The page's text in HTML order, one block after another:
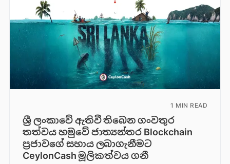
1 MIN READ
ශ්‍රී ලංකාවේ ඇතිවී තිබෙන ගංවතුර
තත්වය හමුවේ ජාත්‍යන්තර Blockchain
ප්‍රජාවගේ සහාය ලබාගැනීමට
CeylonCash මූලිකත්වය ග​නී